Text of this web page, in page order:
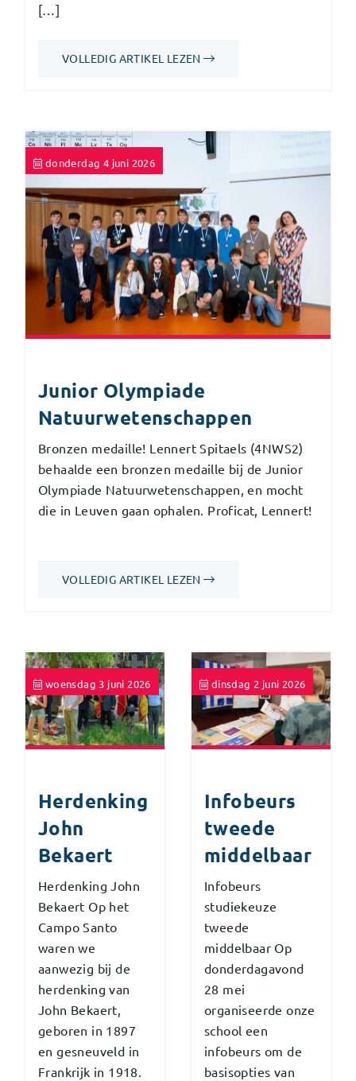
[…]
VOLLEDIG ARTIKEL LEZEN
donderdag 4 juni 2026
Junior Olympiade
Natuurwetenschappen
Bronzen medaille! Lennert Spitaels (4NWS2)
behaalde een bronzen medaille bij de Junior
Olympiade Natuurwetenschappen, en mocht
die in Leuven gaan ophalen. Proficat, Lennert!
VOLLEDIG ARTIKEL LEZEN
woensdag 3 juni 2026
Herdenking
John
Bekaert
Herdenking John
Bekaert Op het
Campo Santo
waren we
aanwezig bij de
herdenking van
John Bekaert,
geboren in 1897
en gesneuveld in
Frankrijk in 1918.
dinsdag 2 juni 2026
Infobeurs
tweede
middelbaar
Infobeurs
studiekeuze
tweede
middelbaar Op
donderdagavond
28 mei
organiseerde onze
school een
infobeurs om de
basisopties van